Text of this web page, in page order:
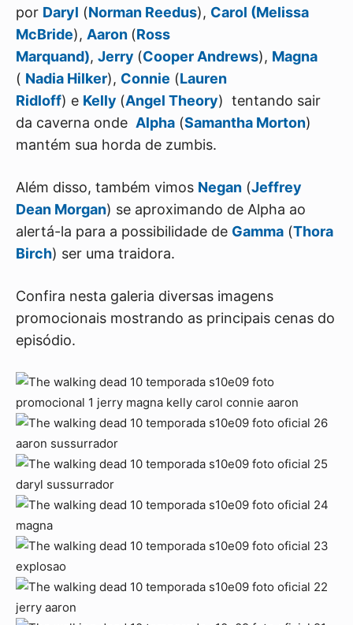
por Daryl (Norman Reedus), Carol (Melissa
McBride), Aaron (Ross
Marquand), Jerry (Cooper Andrews), Magna
( Nadia Hilker), Connie (Lauren
Ridloff) e Kelly (Angel Theory) tentando sair
da caverna onde Alpha (Samantha Morton)
mantém sua horda de zumbis.
Além disso, também vimos Negan (Jeffrey
Dean Morgan) se aproximando de Alpha ao
alertá-la para a possibilidade de Gamma (Thora
Birch) ser uma traidora.
Confira nesta galeria diversas imagens
promocionais mostrando as principais cenas do
episódio.